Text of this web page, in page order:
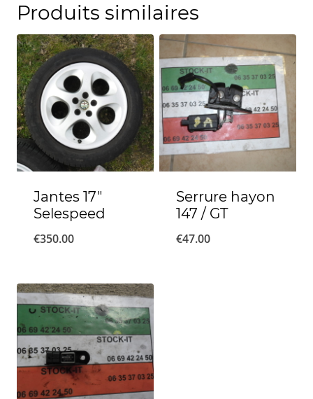
Produits similaires
Jantes 17″
Selespeed
€350.00
Serrure hayon
147 / GT
€47.00